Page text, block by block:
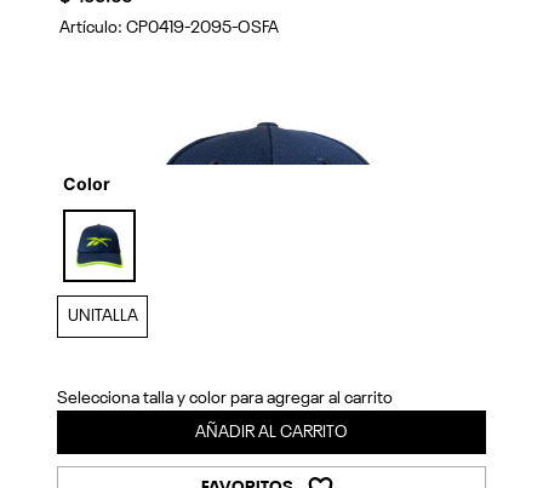
Artículo:CP0419-2095-OSFA
Previous
Color
selected
UNITALLA
Selecciona talla y color para agregar al carrito
AÑADIR AL CARRITO